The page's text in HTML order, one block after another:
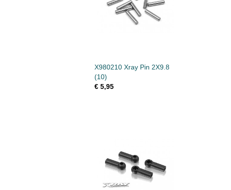
X980210 Xray Pin 2X9.8
(10)
€ 5,95